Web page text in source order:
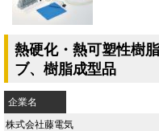
熱硬化・熱可塑性樹
ブ、樹脂成型品
企業名
株式会社藤電気